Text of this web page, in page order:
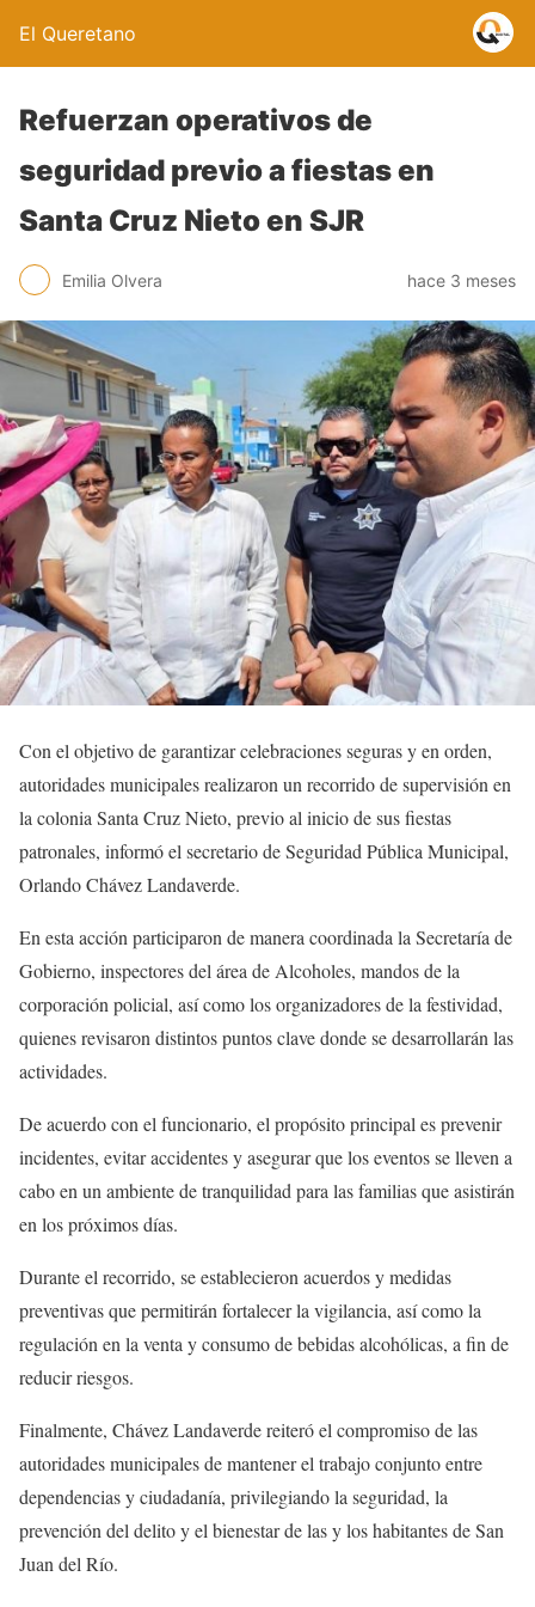
El Queretano
Refuerzan operativos de
seguridad previo a fiestas en
Santa Cruz Nieto en SJR
Emilia Olvera hace 3 meses
Con el objetivo de garantizar celebraciones seguras y en orden,
autoridades municipales realizaron un recorrido de supervisión en
la colonia Santa Cruz Nieto, previo al inicio de sus fiestas
patronales, informó el secretario de Seguridad Pública Municipal,
Orlando Chávez Landaverde.
En esta acción participaron de manera coordinada la Secretaría de
Gobierno, inspectores del área de Alcoholes, mandos de la
corporación policial, así como los organizadores de la festividad,
quienes revisaron distintos puntos clave donde se desarrollarán las
actividades.
De acuerdo con el funcionario, el propósito principal es prevenir
incidentes, evitar accidentes y asegurar que los eventos se lleven a
cabo en un ambiente de tranquilidad para las familias que asistirán
en los próximos días.
Durante el recorrido, se establecieron acuerdos y medidas
preventivas que permitirán fortalecer la vigilancia, así como la
regulación en la venta y consumo de bebidas alcohólicas, a fin de
reducir riesgos.
Finalmente, Chávez Landaverde reiteró el compromiso de las
autoridades municipales de mantener el trabajo conjunto entre
dependencias y ciudadanía, privilegiando la seguridad, la
prevención del delito y el bienestar de las y los habitantes de San
Juan del Río.